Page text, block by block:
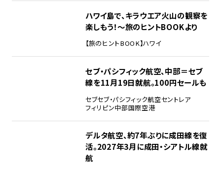
ハワイ島で、キラウエア火山の観察を
楽しもう！～旅のヒントBOOKより
【旅のヒントBOOK】ハワイ
セブ・パシフィック航空、中部＝セブ
線を11月19日就航。100円セールも
セブセブ・パシフィック航空セントレア
フィリピン中部国際空港
デルタ航空、約7年ぶりに成田線を復
活。2027年3月に成田・シアトル線就
航